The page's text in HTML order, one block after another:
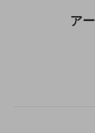
ア